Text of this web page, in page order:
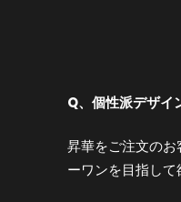
Q、個性派デザイ
昇華をご注文のお
ーワンを目指して